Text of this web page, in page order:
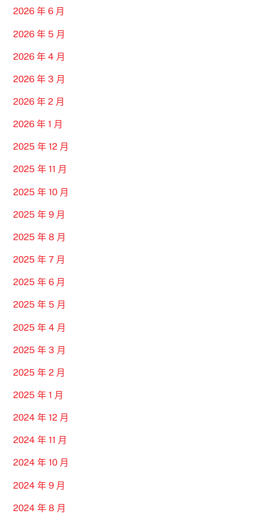
2026 年 6 月
2026 年 5 月
2026 年 4 月
2026 年 3 月
2026 年 2 月
2026 年 1 月
2025 年 12 月
2025 年 11 月
2025 年 10 月
2025 年 9 月
2025 年 8 月
2025 年 7 月
2025 年 6 月
2025 年 5 月
2025 年 4 月
2025 年 3 月
2025 年 2 月
2025 年 1 月
2024 年 12 月
2024 年 11 月
2024 年 10 月
2024 年 9 月
2024 年 8 月